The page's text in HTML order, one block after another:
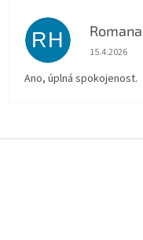
RH Hodnocení
15.4.2026
Ano, úplná spokojenost.